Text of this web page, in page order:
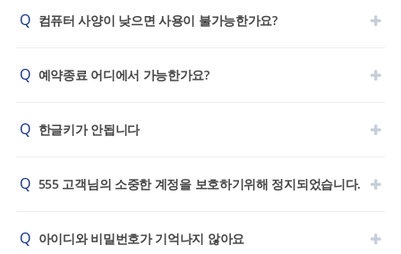
Q 컴퓨터 사양이 낮으면 사용이 불가능한가요?
Q 예약종료 어디에서 가능한가요?
Q 한글키가 안됩니다
Q 555 고객님의 소중한 계정을 보호하기위해 정지되었습니다.
Q 아이디와 비밀번호가 기억나지 않아요​